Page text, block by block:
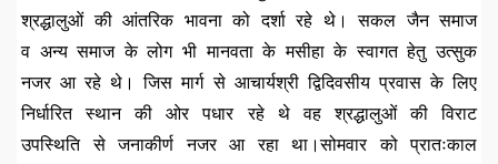
श्रद्धालुओं की आंतरिक भावना को दर्शा रहे थे। सकल जैन समाज
व अन्य समाज के लोग भी मानवता के मसीहा के स्वागत हेतु उत्सुक
नजर आ रहे थे। जिस मार्ग से आचार्यश्री द्विदिवसीय प्रवास के लिए
निर्धारित स्थान की ओर पधार रहे थे वह श्रद्धालुओं की विराट
उपस्थिति से जनाकीर्ण नजर आ रहा था।सोमवार को प्रातःकाल